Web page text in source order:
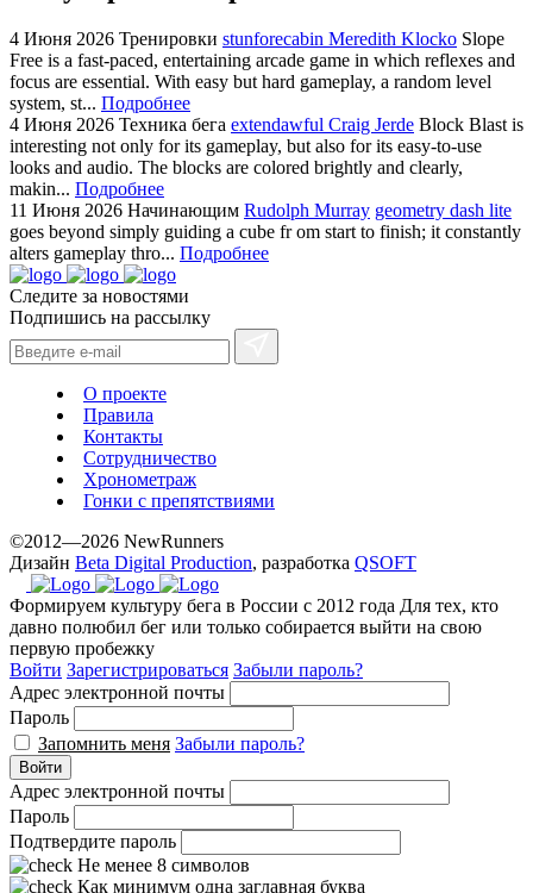
4 Июня 2026 Тренировки stunforecabin Meredith Klocko Slope
Free is a fast-paced, entertaining arcade game in which reflexes and
focus are essential. With easy but hard gameplay, a random level
system, st... Подробнее
4 Июня 2026 Техника бега extendawful Craig Jerde Block Blast is
interesting not only for its gameplay, but also for its easy-to-use
looks and audio. The blocks are colored brightly and clearly,
makin... Подробнее
11 Июня 2026 Начинающим Rudolph Murray geometry dash lite
goes beyond simply guiding a cube fr om start to finish; it constantly
alters gameplay thro... Подробнее
Следите за новостями
Подпишись на рассылку
О проекте
Правила
Контакты
Сотрудничество
Хронометраж
Гонки с препятствиями
©2012—2026 NewRunners
Дизайн Beta Digital Production, разработка QSOFT
Формируем культуру бега в России с 2012 года Для тех, кто
давно полюбил бег или только собирается выйти на свою
первую пробежку
Войти Зарегистрироваться Забыли пароль?
Адрес электронной почты
Пароль
Запомнить меня Забыли пароль?
Войти
Адрес электронной почты
Пароль
Подтвердите пароль
Не менее 8 символов
Как минимум одна заглавная буква